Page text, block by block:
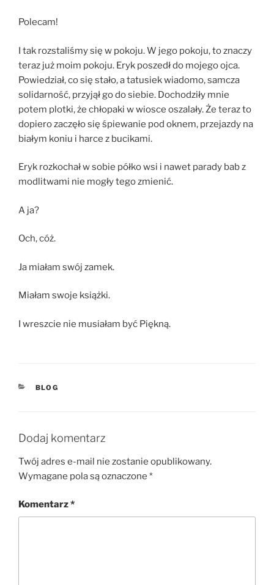
Polecam!
I tak rozstaliśmy się w pokoju. W jego pokoju, to znaczy
teraz już moim pokoju. Eryk poszedł do mojego ojca.
Powiedział, co się stało, a tatusiek wiadomo, samcza
solidarność, przyjął go do siebie. Dochodziły mnie
potem plotki, że chłopaki w wiosce oszalały. Że teraz to
dopiero zaczęło się śpiewanie pod oknem, przejazdy na
białym koniu i harce z bucikami.
Eryk rozkochał w sobie półko wsi i nawet parady bab z
modlitwami nie mogły tego zmienić.
A ja?
Och, cóż.
Ja miałam swój zamek.
Miałam swoje książki.
I wreszcie nie musiałam być Piękną.
KATEGORIE
BLOG
Dodaj komentarz
Twój adres e-mail nie zostanie opublikowany.
Wymagane pola są oznaczone *
Komentarz*